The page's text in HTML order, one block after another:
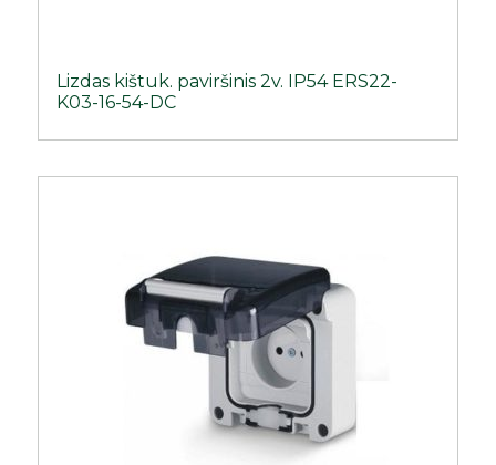
Lizdas kištuk. paviršinis 2v. IP54 ERS22-
K03-16-54-DC